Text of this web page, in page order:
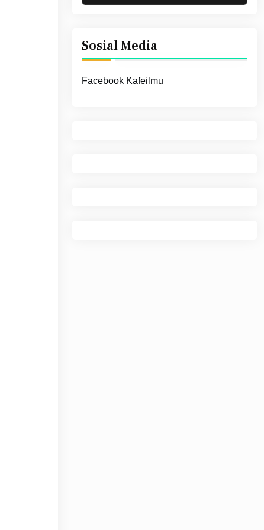
Sosial Media
Facebook Kafeilmu